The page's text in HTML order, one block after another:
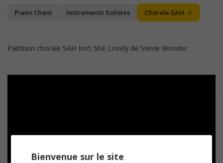
Piano Chant Instruments Solistes Chorale SAH
Partition chorale SAH Isn't She Lovely de Stevie Wonder.
Bienvenue sur le site